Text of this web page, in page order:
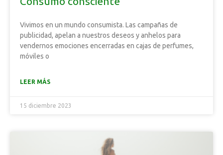
Vivimos en un mundo consumista. Las campañas de
publicidad, apelan a nuestros deseos y anhelos para
vendernos emociones encerradas en cajas de perfumes,
móviles o
LEER MÁS
15 diciembre 2023